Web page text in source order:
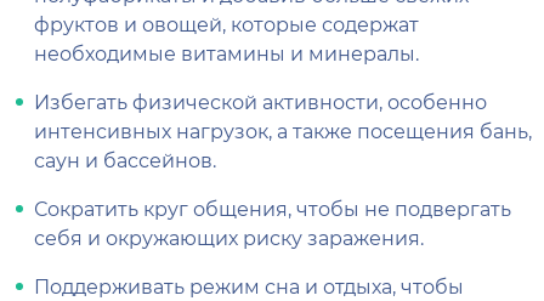
фруктов и овощей, которые содержат
необходимые витамины и минералы.
Избегать физической активности, особенно
интенсивных нагрузок, а также посещения бань,
саун и бассейнов.
Сократить круг общения, чтобы не подвергать
себя и окружающих риску заражения.
Поддерживать режим сна и отдыха, чтобы